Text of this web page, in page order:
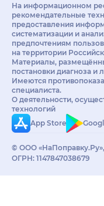
На информационном
рекомендательные
предоставления
систематизации и
предпочтениям
на территории
Материалы,
постановки диагноза и
Имеются
специалиста.
О деятельности,
технологий
App Store
© ООО
ОГРН: 1147847038679